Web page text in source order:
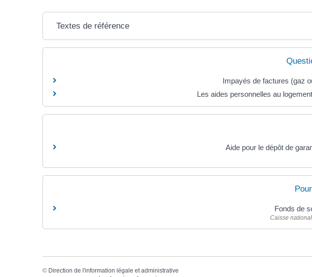
Textes de référence
Impayés de factures (gaz
Les aides personnelles au
Aide pour le dépôt de
Fonds de
Caisse
© Direction de l'information légale et administrative